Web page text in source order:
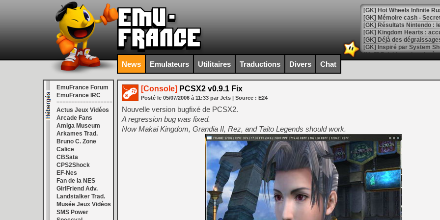
[GK] Hot Wheels Infinite
[GK] Mémoire cash -
[GK] Résultats Nintendo :
[GK] Déjà des
[Mo5] Brickboy cherche à
[GK] Minecraft et ses «
[GK] Beast of
[GK] Ubisoft : fin de partie
[GK] Mémoire cash -
[GK] Dan Houser (GTA)
[GK] Comment EA Sports
[GK] Crimson Moon : un
[GK] Isle of Reveries : le
[GK] Moonlighter 2 : The
[GK] Capcom relance
[Mo5] Deux inédits du
[GK] Le beat'em up The
[GK] Endless Legend 2 :
News Emulateurs Utilitaires Traductions Divers Chat
EmuFrance Forum
EmuFrance IRC
===================
Actus Jeux Vidéos
Arcade Fans
Amiga Museum
Arkames Trad.
Bruno C. Zone
Calice
CBSata
CPS2Shock
EF-Nes
Fan de la NES
GirlFriend Adv.
Landstalker Trad.
Musée Jeux Vidéos
SMS Power
[Console] PCSX2 v0.9.1 Fix
Posté le 05/07/2006 à 11:33 par Jets | Source : E24
Nouvelle version bugfixé de PCSX2.
A regression bug was fixed.
Now Makai Kingdom, Grandia II, Rez, and Taito Legends should work.